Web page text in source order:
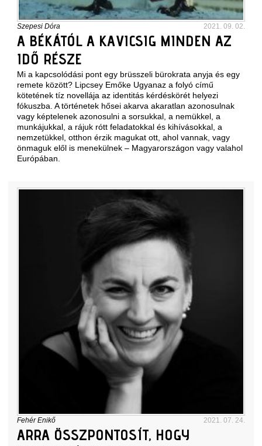
Szepesi Dóra 2021. 09. 02.
A BÉKÁTÓL A KAVICSIG MINDEN AZ
IDŐ RÉSZE
Mi a kapcsolódási pont egy brüsszeli bürokrata anyja és egy
remete között? Lipcsey Emőke Ugyanaz a folyó című
kötetének tíz novellája az identitás kérdéskörét helyezi
fókuszba. A történetek hősei akarva akaratlan azonosulnak
vagy képtelenek azonosulni a sorsukkal, a nemükkel, a
munkájukkal, a rájuk rótt feladatokkal és kihívásokkal, a
nemzetükkel, otthon érzik magukat ott, ahol vannak, vagy
önmaguk elől is menekülnek – Magyarországon vagy valahol
Európában.
Fehér Enikő 2021. 07. 24.
ARRA ÖSSZPONTOSÍT, HOGY